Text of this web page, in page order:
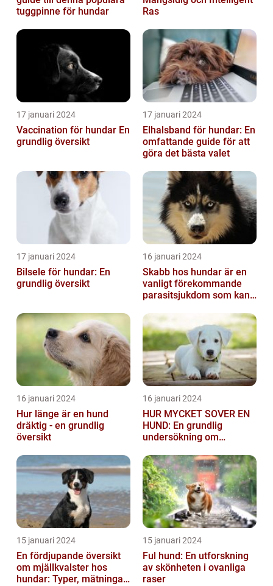
tuggpinne för hundar
Ras
17 januari 2024
Vaccination för hundar En
grundlig översikt
17 januari 2024
Elhalsband för hundar: En
omfattande guide för att
göra det bästa valet
17 januari 2024
Bilsele för hundar: En
grundlig översikt
16 januari 2024
Skabb hos hundar är en
vanligt förekommande
parasitsjukdom som kan
och smittsa...
16 januari 2024
Hur länge är en hund
dräktig - en grundlig
översikt
16 januari 2024
HUR MYCKET SOVER EN
HUND: En grundlig
undersökning om
15 januari 2024
En fördjupande översikt
om mjällkvalster hos
hundar: Typer, mätningar
15 januari 2024
Ful hund: En utforskning
av skönheten i ovanliga
raser